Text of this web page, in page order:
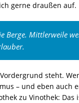
gerne draußen auf.
Mittlerweile
steht.
– und eben auch
zu Vinothek: Das